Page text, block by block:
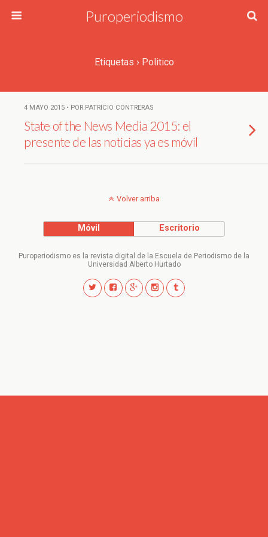
Puroperiodismo
Etiquetas › Politico
4 MAYO 2015 • POR PATRICIO CONTRERAS
State of the News Media 2015: el
presente de las noticias ya es móvil
Volver arriba
Móvil Escritorio
Puroperiodismo es la revista digital de la Escuela de Periodismo de la
Universidad Alberto Hurtado